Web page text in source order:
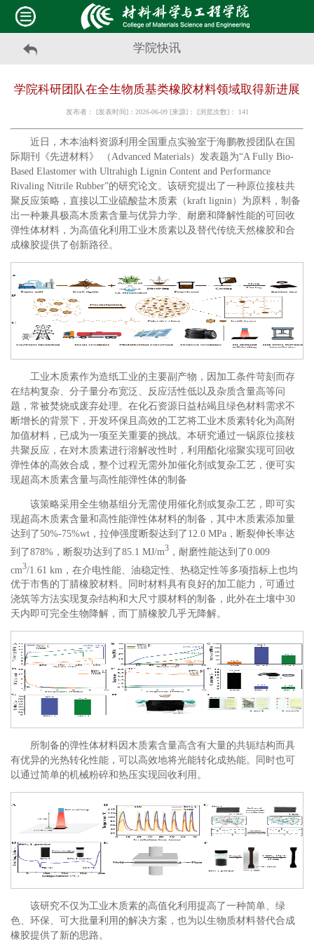
学院快讯
学院科研团队在全生物质基类橡胶材料领域取得新进展
发布者： [发表时间]：2026-06-09 [来源]： [浏览次数]： 141
近日，木本油料资源利用全国重点实验室于海鹏教授团队在国
际期刊《先进材料》 （Advanced Materials）发表题为“A Fully Bio-
Based Elastomer with Ultrahigh Lignin Content and Performance
Rivaling Nitrile Rubber”的研究论文。该研究提出了一种原位接枝共
聚反应策略，直接以工业硫酸盐木质素（kraft lignin）为原料，制备
出一种兼具极高木质素含量与优异力学、耐磨和降解性能的可回收
弹性体材料，为高值化利用工业木质素以及替代传统天然橡胶和合
成橡胶提供了创新路径。
工业木质素作为造纸工业的主要副产物，因加工条件苛刻而存
在结构复杂、分子量分布宽泛、反应活性低以及杂质含量高等问
题，常被焚烧或废弃处理。在化石资源日益枯竭且绿色材料需求不
断增长的背景下，开发环保且高效的工艺将工业木质素转化为高附
加值材料，已成为一项至关重要的挑战。本研究通过一锅原位接枝
共聚反应，在对木质素进行溶解改性时，利用酯化缩聚实现可回收
弹性体的高效合成，整个过程无需外加催化剂或复杂工艺，便可实
现超高木质素含量与高性能弹性体的制备
该策略采用全生物基组分无需使用催化剂或复杂工艺，即可实
现超高木质素含量和高性能弹性体材料的制备，其中木质素添加量
达到了50%-75%wt，拉伸强度断裂达到了12.0 MPa，断裂伸长率达
到了878%，断裂功达到了85.1 MJ/m3 ，耐磨性能达到了0.009
cm3/1.61 km，在介电性能、油稳定性、热稳定性等多项指标上也均
优于市售的丁腈橡胶材料。同时材料具有良好的加工能力，可通过
浇筑等方法实现复杂结构和大尺寸膜材料的制备，此外在土壤中30
天内即可完全生物降解，而丁腈橡胶几乎无降解。
所制备的弹性体材料因木质素含量高含有大量的共轭结构而具
有优异的光热转化性能，可以高效地将光能转化成热能。同时也可
以通过简单的机械粉碎和热压实现回收利用。
该研究不仅为工业木质素的高值化利用提高了一种简单、绿
色、环保、可大批量利用的解决方案，也为以生物质材料替代合成
橡胶提供了新的思路。